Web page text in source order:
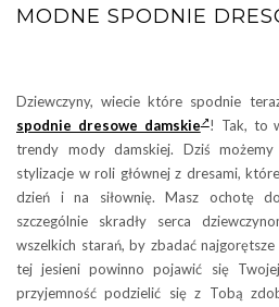
MODNE SPODNIE
Dziewczyny, wiecie które spodnie
spodnie dresowe damskie ! Tak, to
trendy mody damskiej. Dziś
stylizacje w roli głównej z dresami,
dzień i na siłownię. Masz ochotę
szczególnie skradły serca
wszelkich starań, by zbadać
tej jesieni powinno pojawić się
przyjemność podzielić się z Tobą